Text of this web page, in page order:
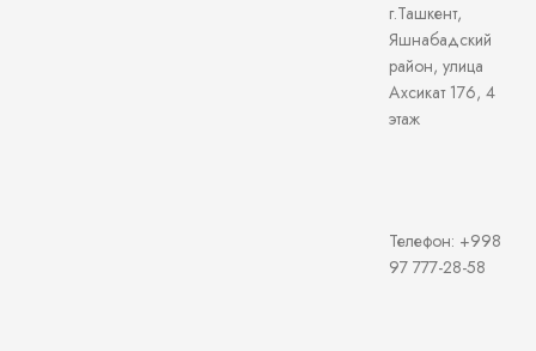
г.Ташкент,
Яшнабадский
район, улица
Ахсикат 176, 4
этаж
Телефон: +998
97 777-28-58